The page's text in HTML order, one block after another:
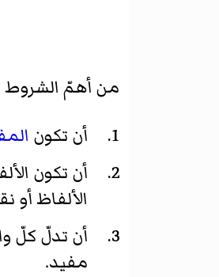
من أهمّ الشروط
أن تكون
أن تكون
الألفاظ
أن تدلّ كلّ
مفيد.